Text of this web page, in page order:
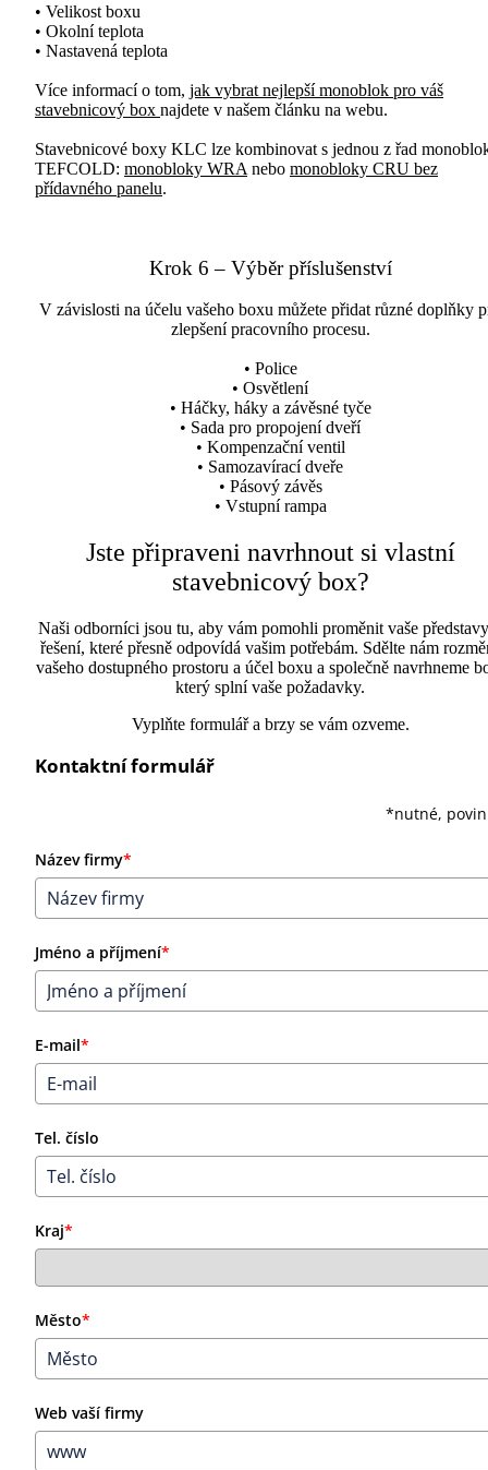
• Velikost boxu
• Okolní teplota
• Nastavená teplota
Více informací o tom, jak vybrat nejlepší monoblok pro váš
stavebnicový box najdete v našem článku na webu.
Stavebnicové boxy KLC lze kombinovat s jednou z řad
TEFCOLD: monobloky WRA nebo monobloky CRU bez
přídavného panelu.
Krok 6 – Výběr příslušenství
V závislosti na účelu vašeho boxu můžete přidat různé doplňky
zlepšení pracovního procesu.
• Police
• Osvětlení
• Háčky, háky a závěsné tyče
• Sada pro propojení dveří
• Kompenzační ventil
• Samozavírací dveře
• Pásový závěs
• Vstupní rampa
Jste připraveni navrhnout si vlastní
stavebnicový box?
Naši odborníci jsou tu, aby vám pomohli proměnit vaše
řešení, které přesně odpovídá vašim potřebám. Sdělte nám
vašeho dostupného prostoru a účel boxu a společně navrhneme
který splní vaše požadavky.
Vyplňte formulář a brzy se vám ozveme.
Kontaktní formulář
*nutné,
Název firmy*
Jméno a příjmení*
E-mail*
Tel. číslo
Kraj*
Město*
Web vaší firmy